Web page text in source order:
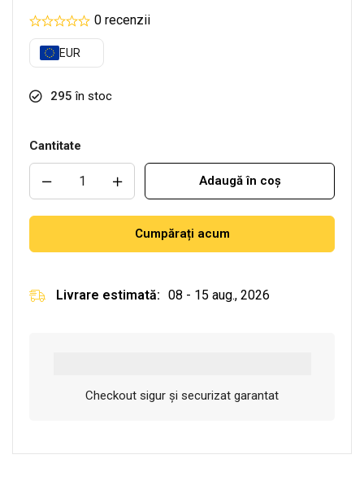
0 recenzii
EUR
295 în stoc
Cantitate
Adaugă în coș
Cumpărați acum
Livrare estimată: 08 - 15 aug., 2026
Checkout sigur și securizat garantat